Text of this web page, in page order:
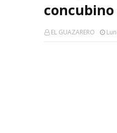
EL GUAZARERO